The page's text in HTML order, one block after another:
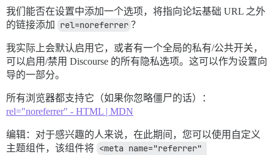
我们能否在设置中添加一个选项，将指向论坛基础 URL 之外
的链接添加
rel=noreferrer ？
我实际上会默认启用它，或者有一个全局的私有/公共开关，
可以启用/禁用 Discourse 的所有隐私选项。这可以作为设置向
导的一部分。
所有浏览器都支持它（如果你忽略僵尸的话）：
rel="noreferrer" - HTML | MDN
编辑：对于感兴趣的人来说，在此期间，您可以使用自定义
主题组件，该组件将 <meta name="referrer"